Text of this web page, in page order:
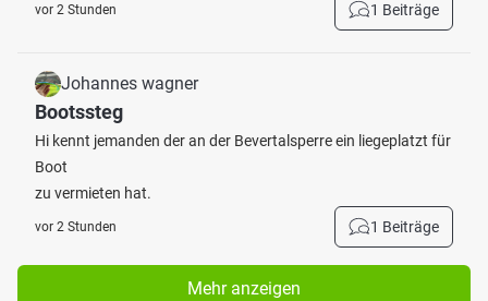
vor 2 Stunden 1 Beiträge
Johannes wagner
Bootssteg
Hi kennt jemanden der an der Bevertalsperre ein liegeplatzt für
Boot
zu vermieten hat.
vor 2 Stunden 1 Beiträge
Mehr anzeigen